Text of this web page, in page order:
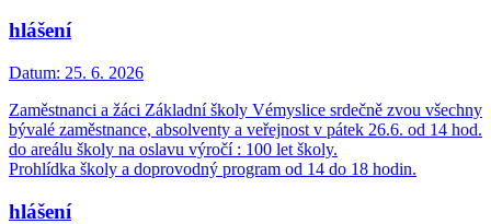
hlášení
Datum: 25. 6. 2026
Zaměstnanci a žáci Základní školy Vémyslice srdečně zvou všechny
bývalé zaměstnance, absolventy a veřejnost v pátek 26.6. od 14 hod.
do areálu školy na oslavu výročí : 100 let školy.
Prohlídka školy a doprovodný program od 14 do 18 hodin.
hlášení